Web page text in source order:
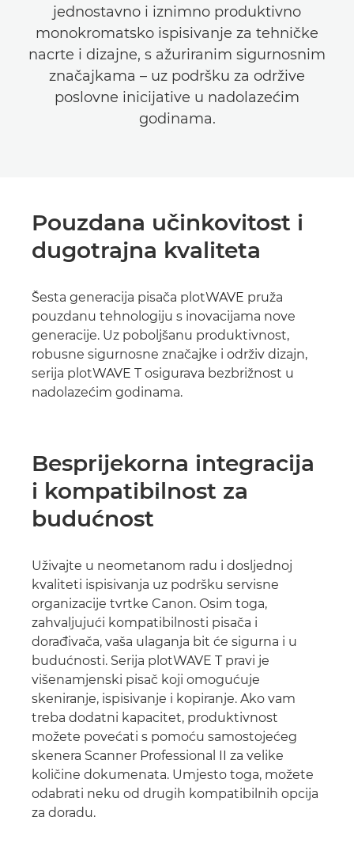
jednostavno i iznimno produktivno
monokromatsko ispisivanje za tehničke
nacrte i dizajne, s ažuriranim sigurnosnim
značajkama – uz podršku za održive
poslovne inicijative u nadolazećim
godinama.
Pouzdana učinkovitost i
dugotrajna kvaliteta
Šesta generacija pisača plotWAVE pruža
pouzdanu tehnologiju s inovacijama nove
generacije. Uz poboljšanu produktivnost,
robusne sigurnosne značajke i održiv dizajn,
serija plotWAVE T osigurava bezbrižnost u
nadolazećim godinama.
Besprijekorna integracija
i kompatibilnost za
budućnost
Uživajte u neometanom radu i dosljednoj
kvaliteti ispisivanja uz podršku servisne
organizacije tvrtke Canon. Osim toga,
zahvaljujući kompatibilnosti pisača i
dorađivača, vaša ulaganja bit će sigurna i u
budućnosti. Serija plotWAVE T pravi je
višenamjenski pisač koji omogućuje
skeniranje, ispisivanje i kopiranje. Ako vam
treba dodatni kapacitet, produktivnost
možete povećati s pomoću samostojećeg
skenera Scanner Professional II za velike
količine dokumenata. Umjesto toga, možete
odabrati neku od drugih kompatibilnih opcija
za doradu.